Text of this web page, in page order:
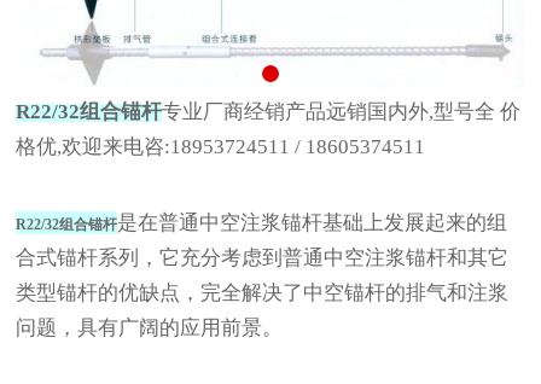
R22/32组合锚杆专业厂商经销产品远销国内外,型号全 价
格优,欢迎来电咨:18953724511 / 18605374511
R22/32组合锚杆是在普通中空注浆锚杆基础上发展起来的组
合式锚杆系列，它充分考虑到普通中空注浆锚杆和其它
类型锚杆的优缺点，完全解决了中空锚杆的排气和注浆
问题，具有广阔的应用前景。